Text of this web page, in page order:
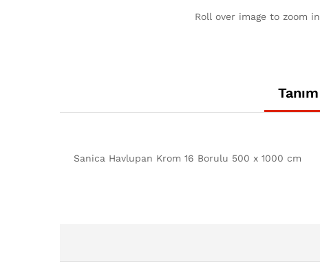
Roll over image to zoom in
Tanım
Sanica Havlupan Krom 16 Borulu 500 x 1000 cm